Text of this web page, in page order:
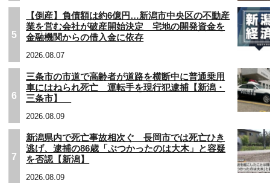
5
【倒産】負債額は約6億円…新潟市中央区の不動産
業を営む会社が破産開始決定 宅地の開発資金を
金融機関からの借入金に依存
2026.08.07
6
三条市の市道で高齢者が道路を横断中に普通乗用
車にはねられ死亡 運転手を現行犯逮捕【新潟・
三条市】
2026.08.09
7
新潟県内で死亡事故相次ぐ 長岡市では死亡ひき
逃げ、逮捕の86歳「ぶつかったのは大木」と容疑
を否認【新潟】
2026.08.09